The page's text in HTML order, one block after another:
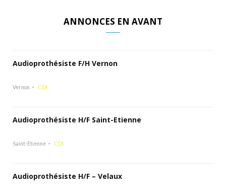
ANNONCES EN AVANT
Audioprothésiste F/H Vernon
Vernon CDI
Audioprothésiste H/F Saint-Etienne
Saint-Etienne CDI
Audioprothésiste H/F – Velaux